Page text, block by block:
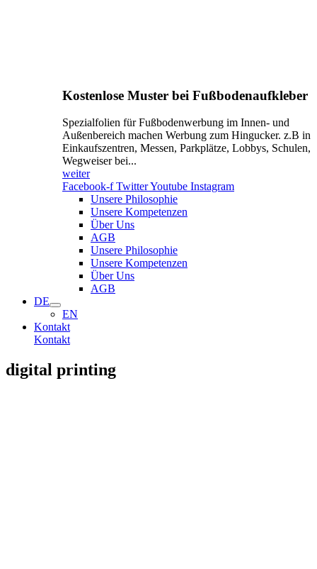
Kostenlose Muster bei Fußbodenaufkleber
Spezialfolien für Fußbodenwerbung im Innen- und
Außenbereich machen Werbung zum Hingucker. z.B in
Einkaufszentren, Messen, Parkplätze, Lobbys, Schulen,
Wegweiser bei...
weiter
Facebook-f TwitterYoutube Instagram
Unsere Philosophie
Unsere Kompetenzen
Über Uns
AGB
Unsere Philosophie
Unsere Kompetenzen
Über Uns
AGB
DE
EN
Kontakt
Kontakt
digital printing